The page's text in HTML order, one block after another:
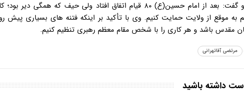
به موقع از ولایت حمایت کنیم. وی با تأکید بر اینکه فتنه های بسیاری پیش
مقدس باشد و هر کاری را با شخص مقام معظم رهبری تنظیم کنیم.
مرتضی آقاتهرانی
داشته باشید